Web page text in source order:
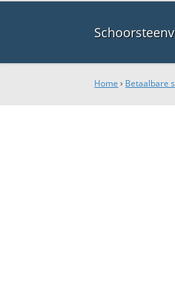
Home › Betaalbare